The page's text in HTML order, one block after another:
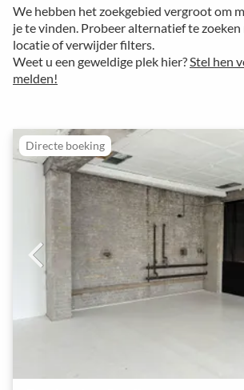
We hebben het zoekgebied vergroot om
je te vinden. Probeer alternatief te zoeken
locatie of verwijder filters.
Weet u een geweldige plek hier? Stel hen
melden!
Directe boeking